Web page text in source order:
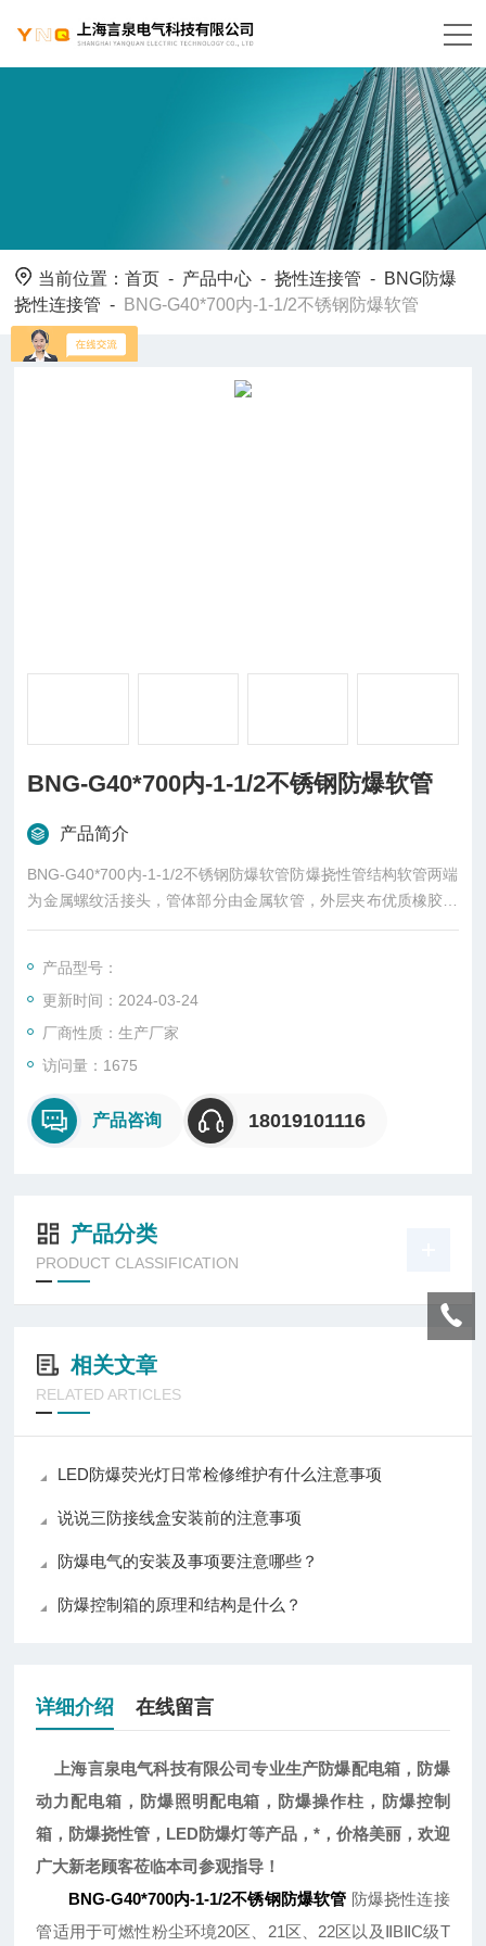
当前位置：首页 - 产品中心 -挠性连接管 - BNG防爆
挠性连接管 - BNG-G40*700内-1-1/2不锈钢防爆软管
BNG-G40*700内-1-1/2不锈钢防爆软管
产品简介
BNG-G40*700内-1-1/2不锈钢防爆软管防爆挠性管结构软管两端
为金属螺纹活接头，管体部分由金属软管，外层夹布优质橡胶和
增强尼布软管护套以及夹层钢丝编织网管三种形式组成。本产品
构牢固、工作可靠等优点，一般有500，700，1000等长度。
产品型号：
更新时间：2024-03-24
厂商性质：生产厂家
访问量：1675
产品咨询 18019101116
产品分类
PRODUCT CLASSIFICATION
相关文章
RELATED ARTICLES
LED防爆荧光灯日常检修维护有什么注意事项
说说三防接线盒安装前的注意事项
防爆电气的安装及事项要注意哪些？
防爆控制箱的原理和结构是什么？
详细介绍 在线留言
上海言泉电气科技有限公司专业生产防爆配电箱，防爆
动力配电箱，防爆照明配电箱，防爆操作柱，防爆控制
箱，防爆挠性管， LED防爆灯等产品，*，价格美丽，欢迎
广大新老顾客莅临本司参观指导！
BNG-G40*700内-1-1/2不锈钢防爆软管 防爆挠性连接
管适用于可燃性粉尘环境20区、21区、22区以及ⅡBⅡC级T